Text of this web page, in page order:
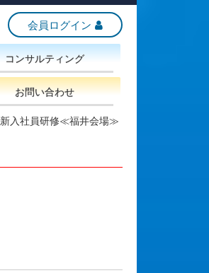
会員ログイン
コンサルティング
お問い合わせ
新入社員研修≪福井会場≫